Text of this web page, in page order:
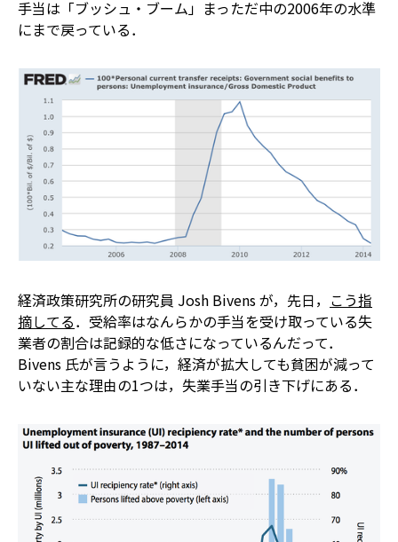
手当は「ブッシュ・ブーム」まっただ中の2006年の水準
にまで戻っている．
経済政策研究所の研究員 Josh Bivens が，先日， こう指
摘してる．受給率は――なんらかの手当を受け取っている失
業者の割合は――記録的な低さになっているんだって．
Bivens 氏が言うように，経済が拡大しても貧困が減って
いない主な理由の1つは，失業手当の引き下げにある．